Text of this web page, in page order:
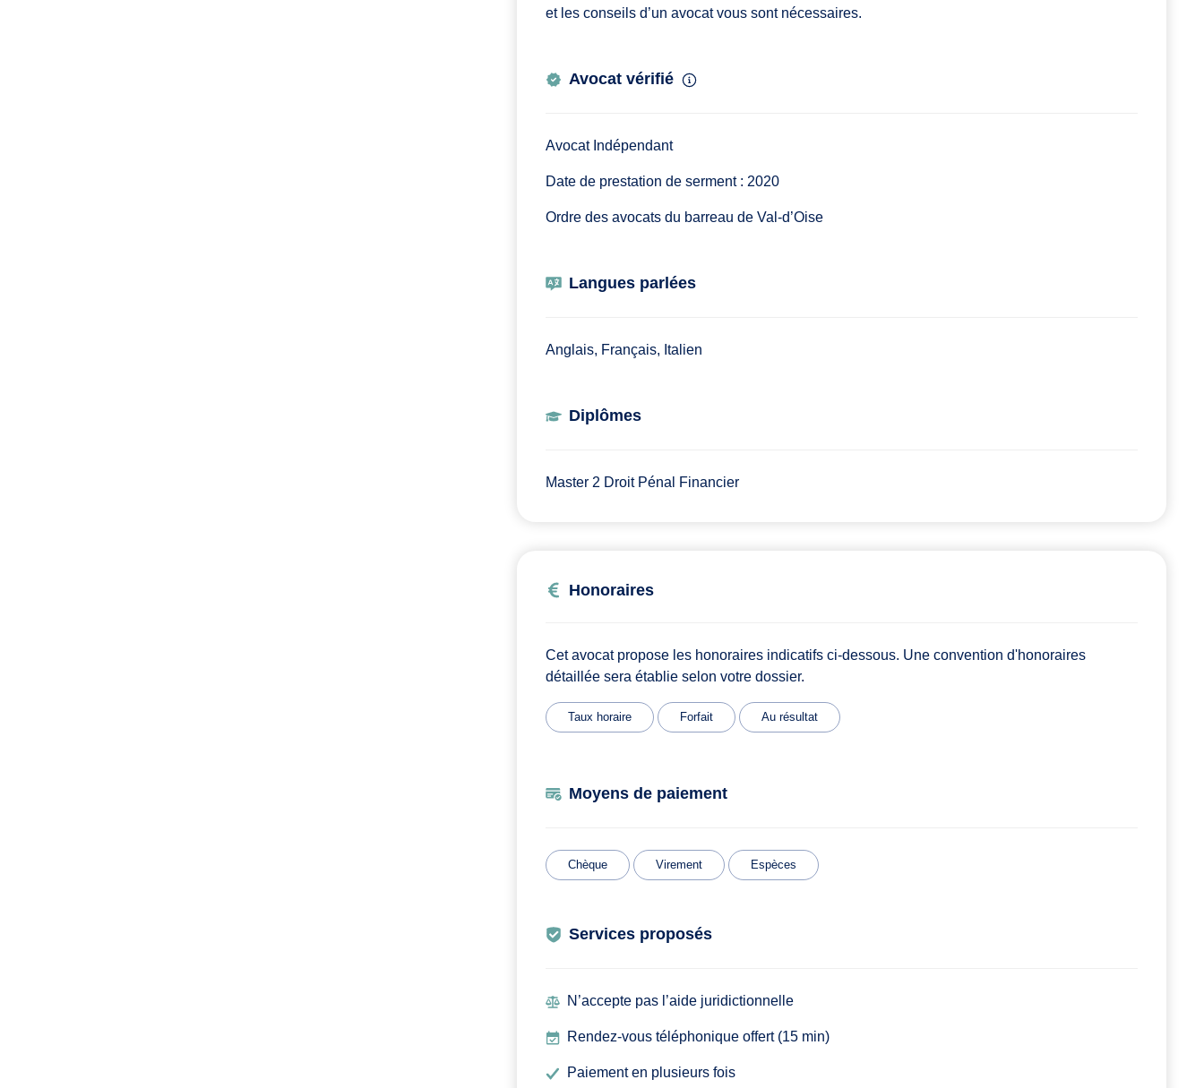
et les conseils d’un avocat vous sont nécessaires.
Avocat vérifié
Avocat Indépendant
Date de prestation de serment : 2020
Ordre des avocats du barreau de Val-d’Oise
Langues parlées
Anglais, Français, Italien
Diplômes
Master 2 Droit Pénal Financier
Honoraires
Cet avocat propose les honoraires indicatifs ci-dessous. Une convention d'honoraires
détaillée sera établie selon votre dossier.
Taux horaire Forfait Au résultat
Moyens de paiement
Chèque Virement Espèces
Services proposés
N’accepte pas l’aide juridictionnelle
Rendez-vous téléphonique offert (15 min)
Paiement en plusieurs fois